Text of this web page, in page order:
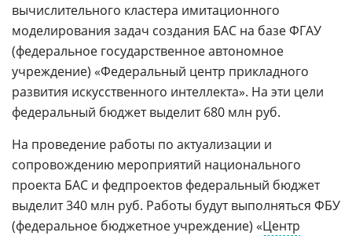
вычислительного кластера имитационного
моделирования задач создания БАС на базе ФГАУ
(федеральное государственное автономное
учреждение) «Федеральный центр прикладного
развития искусственного интеллекта». На эти цели
федеральный бюджет выделит 680 млн руб.
На проведение работы по актуализации и
сопровождению мероприятий национального
проекта БАС и федпроектов федеральный бюджет
выделит 340 млн руб. Работы будут выполняться ФБУ
(федеральное бюджетное учреждение) «Центр